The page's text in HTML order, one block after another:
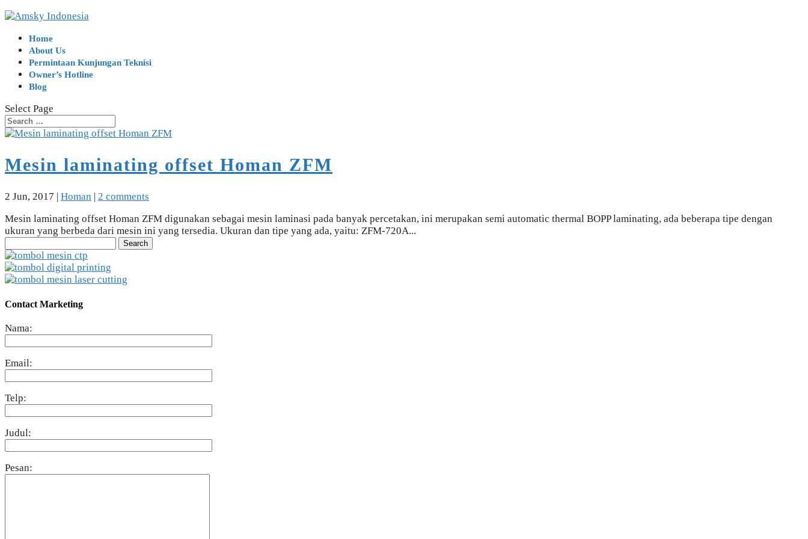
Home
About Us
Permintaan Kunjungan Teknisi
Owner’s Hotline
Blog
Select Page
Mesin laminating offset Homan ZFM
2 Jun, 2017 Homan
2 comments
Mesin laminating offset Homan ZFM digunakan sebagai mesin laminasi pada banyak percetakan, ini merupakan semi automatic thermal BOPP laminating, ada beberapa tipe dengan
ukuran yang berbeda dari mesin ini yang tersedia. Ukuran dan tipe yang ada, yaitu: ZFM-720A...
for:
Contact Marketing
Nama:
Email:
Telp:
Judul:
Pesan: